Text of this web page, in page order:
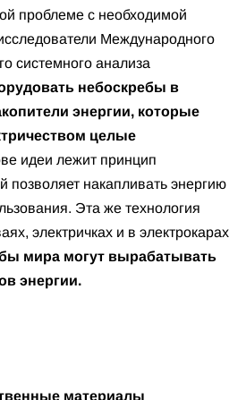
проблеме с необходимой
Международного
системного анализа
небоскребы в
энергии, которые
целые
идеи лежит принцип
позволяет накапливать энергию
Эта же технология
электричках и в электрокарах
мира могут вырабатывать
энергии.
материалы